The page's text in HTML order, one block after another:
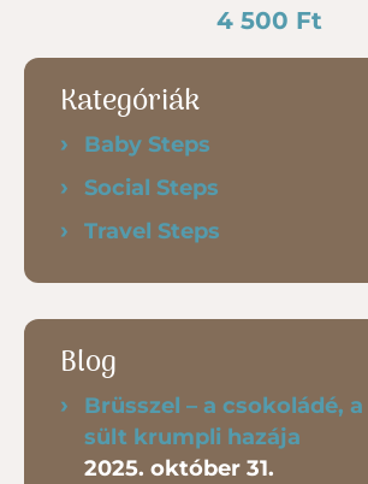
4 500 Ft
Kategóriák
Baby Steps
Social Steps
Travel Steps
Blog
Brüsszel – a csokoládé,
sült krumpli hazája
2025. október 31.